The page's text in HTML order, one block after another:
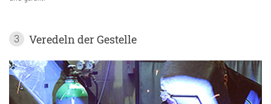
3 Veredeln der Gestelle